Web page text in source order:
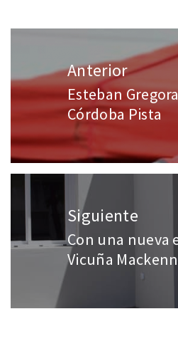
Anterior
Esteban
Córdoba Pista
Siguiente
Con una nueva
Vicuña